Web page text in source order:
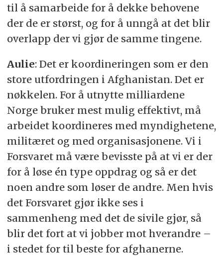
til å samarbeide for å dekke behovene
der de er størst, og for å unngå at det blir
overlapp der vi gjør de samme tingene.
Aulie: Det er koordineringen som er den
store utfordringen i Afghanistan. Det er
nøkkelen. For å utnytte milliardene
Norge bruker mest mulig effektivt, må
arbeidet koordineres med myndighetene,
militæret og med organisasjonene. Vi i
Forsvaret må være bevisste på at vi er der
for å løse én type oppdrag og så er det
noen andre som løser de andre. Men hvis
det Forsvaret gjør ikke ses i
sammenheng med det de sivile gjør, så
blir det fort at vi jobber mot hverandre –
i stedet for til beste for afghanerne.